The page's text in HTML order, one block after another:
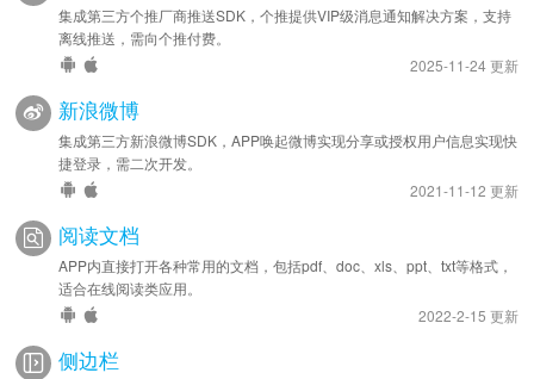
集成第三方个推厂商推送SDK，个推提供VIP级消息通知解决方案，支持
离线推送，需向个推付费。
2025-11-24 更新
新浪微博
集成第三方新浪微博SDK，APP唤起微博实现分享或授权用户信息实现快
捷登录，需二次开发。
2021-11-12 更新
阅读文档
APP内直接打开各种常用的文档，包括pdf、doc、xls、ppt、txt等格式，
适合在线阅读类应用。
2022-2-15 更新
侧边栏